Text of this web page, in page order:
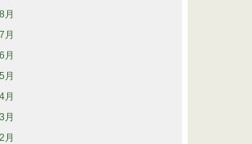
月
月
月
月
月
月
月